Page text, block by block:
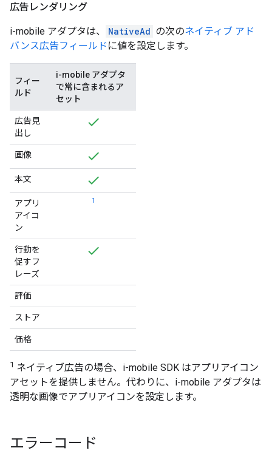
広告レンダリング
i-mobile アダプタは、 NativeAd の次のネイティブ アド
バンス広告フィールド に値を設定します。
フィー
ルド
i-mobile アダプタ
で常に含まれるア
セット
広告見
出し
画像
本文
アプリ
アイコ
ン
1
行動を
促すフ
レーズ
評価
ストア
価格
1 ネイティブ広告の場合、i-mobile SDK はアプリアイコン
アセットを提供しません。代わりに、i-mobile アダプタは
透明な画像でアプリアイコンを設定します。
エラーコード